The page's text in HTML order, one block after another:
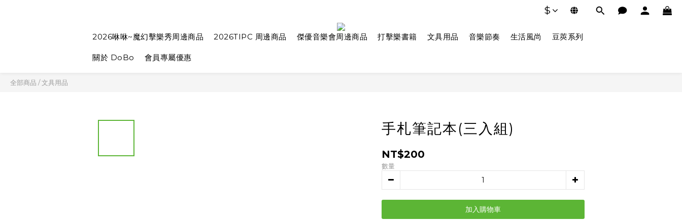
$
2026咻咻~魔幻擊樂秀周邊商品 2026TIPC 周邊商品 傑優音樂會周邊商品 打擊樂書籍 文具用品 音樂節奏 生活風尚 豆莢系列
關於 DoBo 會員專屬優惠
全部商品 /文具用品
手札筆記本(三入組)
NT$200
數量
加入購物車